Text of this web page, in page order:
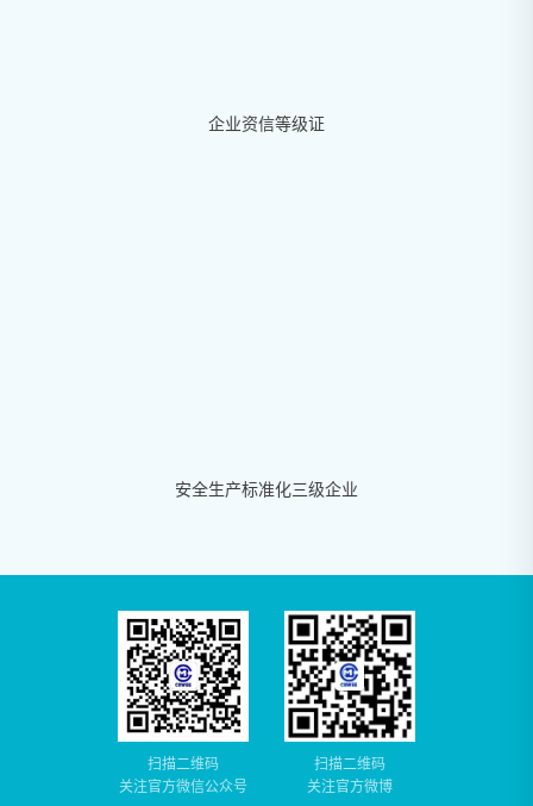
企业资信等级证
安全生产标准化三级企业
扫描二维码
关注官方微信公众号
扫描二维码
关注官方微博